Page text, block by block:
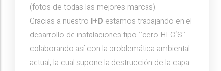
(fotos de todas las mejores marcas).
Gracias a nuestro I+D estamos trabajando en el
desarrollo de instalaciones tipo ¨cero HFC´S¨
colaborando así con la problemática ambiental
actual, la cual supone la destrucción de la capa